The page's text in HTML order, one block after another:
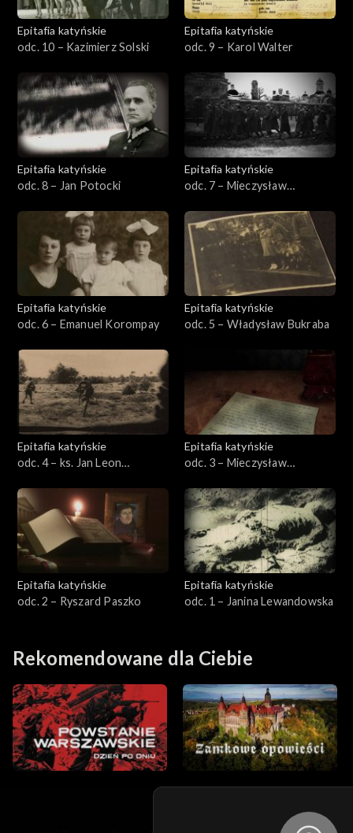
Epitafia katyńskie
odc. 10 – Kazimierz Solski
Epitafia katyńskie
odc. 9 – Karol Walter
Epitafia katyńskie
odc. 8 – Jan Potocki
Epitafia katyńskie
odc. 7 – Mieczysław
Epitafia katyńskie
odc. 6 – Emanuel Korompay
Epitafia katyńskie
odc. 5 – Władysław Bukraba
Epitafia katyńskie
odc. 4 – ks. Jan Leon
Epitafia katyńskie
odc. 3 – Mieczysław
Epitafia katyńskie
odc. 2 – Ryszard Paszko
Epitafia katyńskie
odc. 1 – Janina Lewandowska
Rekomendowane dla Ciebie